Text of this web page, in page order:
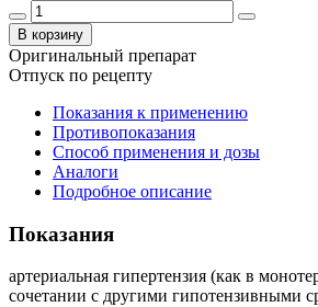
В корзину
Оригинальный препарат
Отпуск по рецепту
Показания к применению
Противопоказания
Способ применения и дозы
Аналоги
Подробное описание
Показания
артериальная гипертензия (как в
сочетании с другими гипотензивными